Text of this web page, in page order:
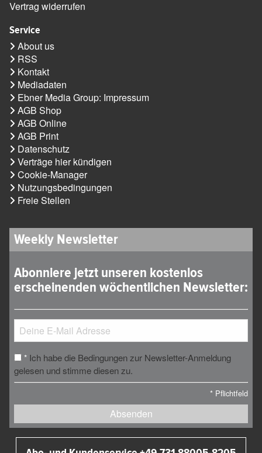
Vertrag widerrufen
Service
About us
RSS
Kontakt
Mediadaten
Ebner Media Group: Impressum
AGB Shop
AGB Online
AGB Print
Datenschutz
Verträge hier kündigen
Cookie-Manager
Nutzungsbedingungen
Freie Stellen
Weekly Newsletter
Abonniere jetzt unseren kostenlos
erscheinenden wöchentlichen Newsletter:
* Ich habe die Bedingungen zur Newsletter-Anmeldung
gelesen und stimme diesen zu.
* Pflichtfeld
Absenden